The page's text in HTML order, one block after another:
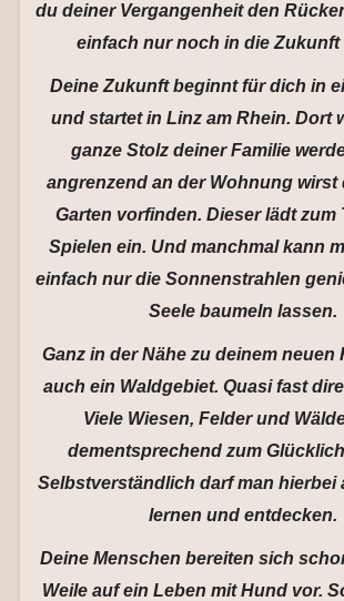
du deiner Vergangenheit den
einfach nur noch in die Zukunft
Deine Zukunft beginnt für dich in
und startet in Linz am Rhein. Dort
ganze Stolz deiner Familie
angrenzend an der Wohnung wirst
Garten vorfinden. Dieser lädt zum
Spielen ein. Und manchmal kann
einfach nur die Sonnenstrahlen
Seele baumeln lassen.
Ganz in der Nähe zu deinem neuen
auch ein Waldgebiet. Quasi fast
Viele Wiesen, Felder und
dementsprechend zum
Selbstverständlich darf man hierbei
lernen und entdecken.
Deine Menschen bereiten sich
Weile auf ein Leben mit Hund vor.